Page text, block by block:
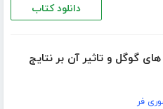
دانلود کتاب
گوگل و تاثیر آن بر نتایج
فر